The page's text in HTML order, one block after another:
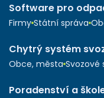
Software pro
Firmy Státní správa
Chytrý systém
Obce, města Svozové
Poradenství a